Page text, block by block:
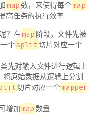
map数，来使得每个map
高任务的执行效率
？在map 阶段，文件先被
个split切片对应一个
先对输入文件进行逻辑上
将原始数据从逻辑上分割
切片对应一个mapper
增加map数量